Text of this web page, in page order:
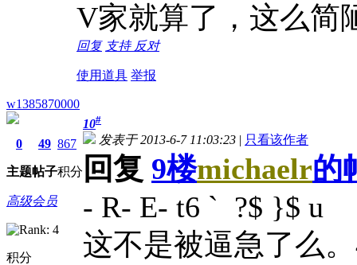
V家就算了，这么简
回复 支持 反对
使用道具 举报
w1385870000
0
主题
49
帖子
867
积分
高级会员
积分
10#
发表于 2013-6-7 11:03:23 | 只看该作者
回复 9楼michaelr的
- R- E- t6 ` ?$ }$ u
这不是被逼急了么。